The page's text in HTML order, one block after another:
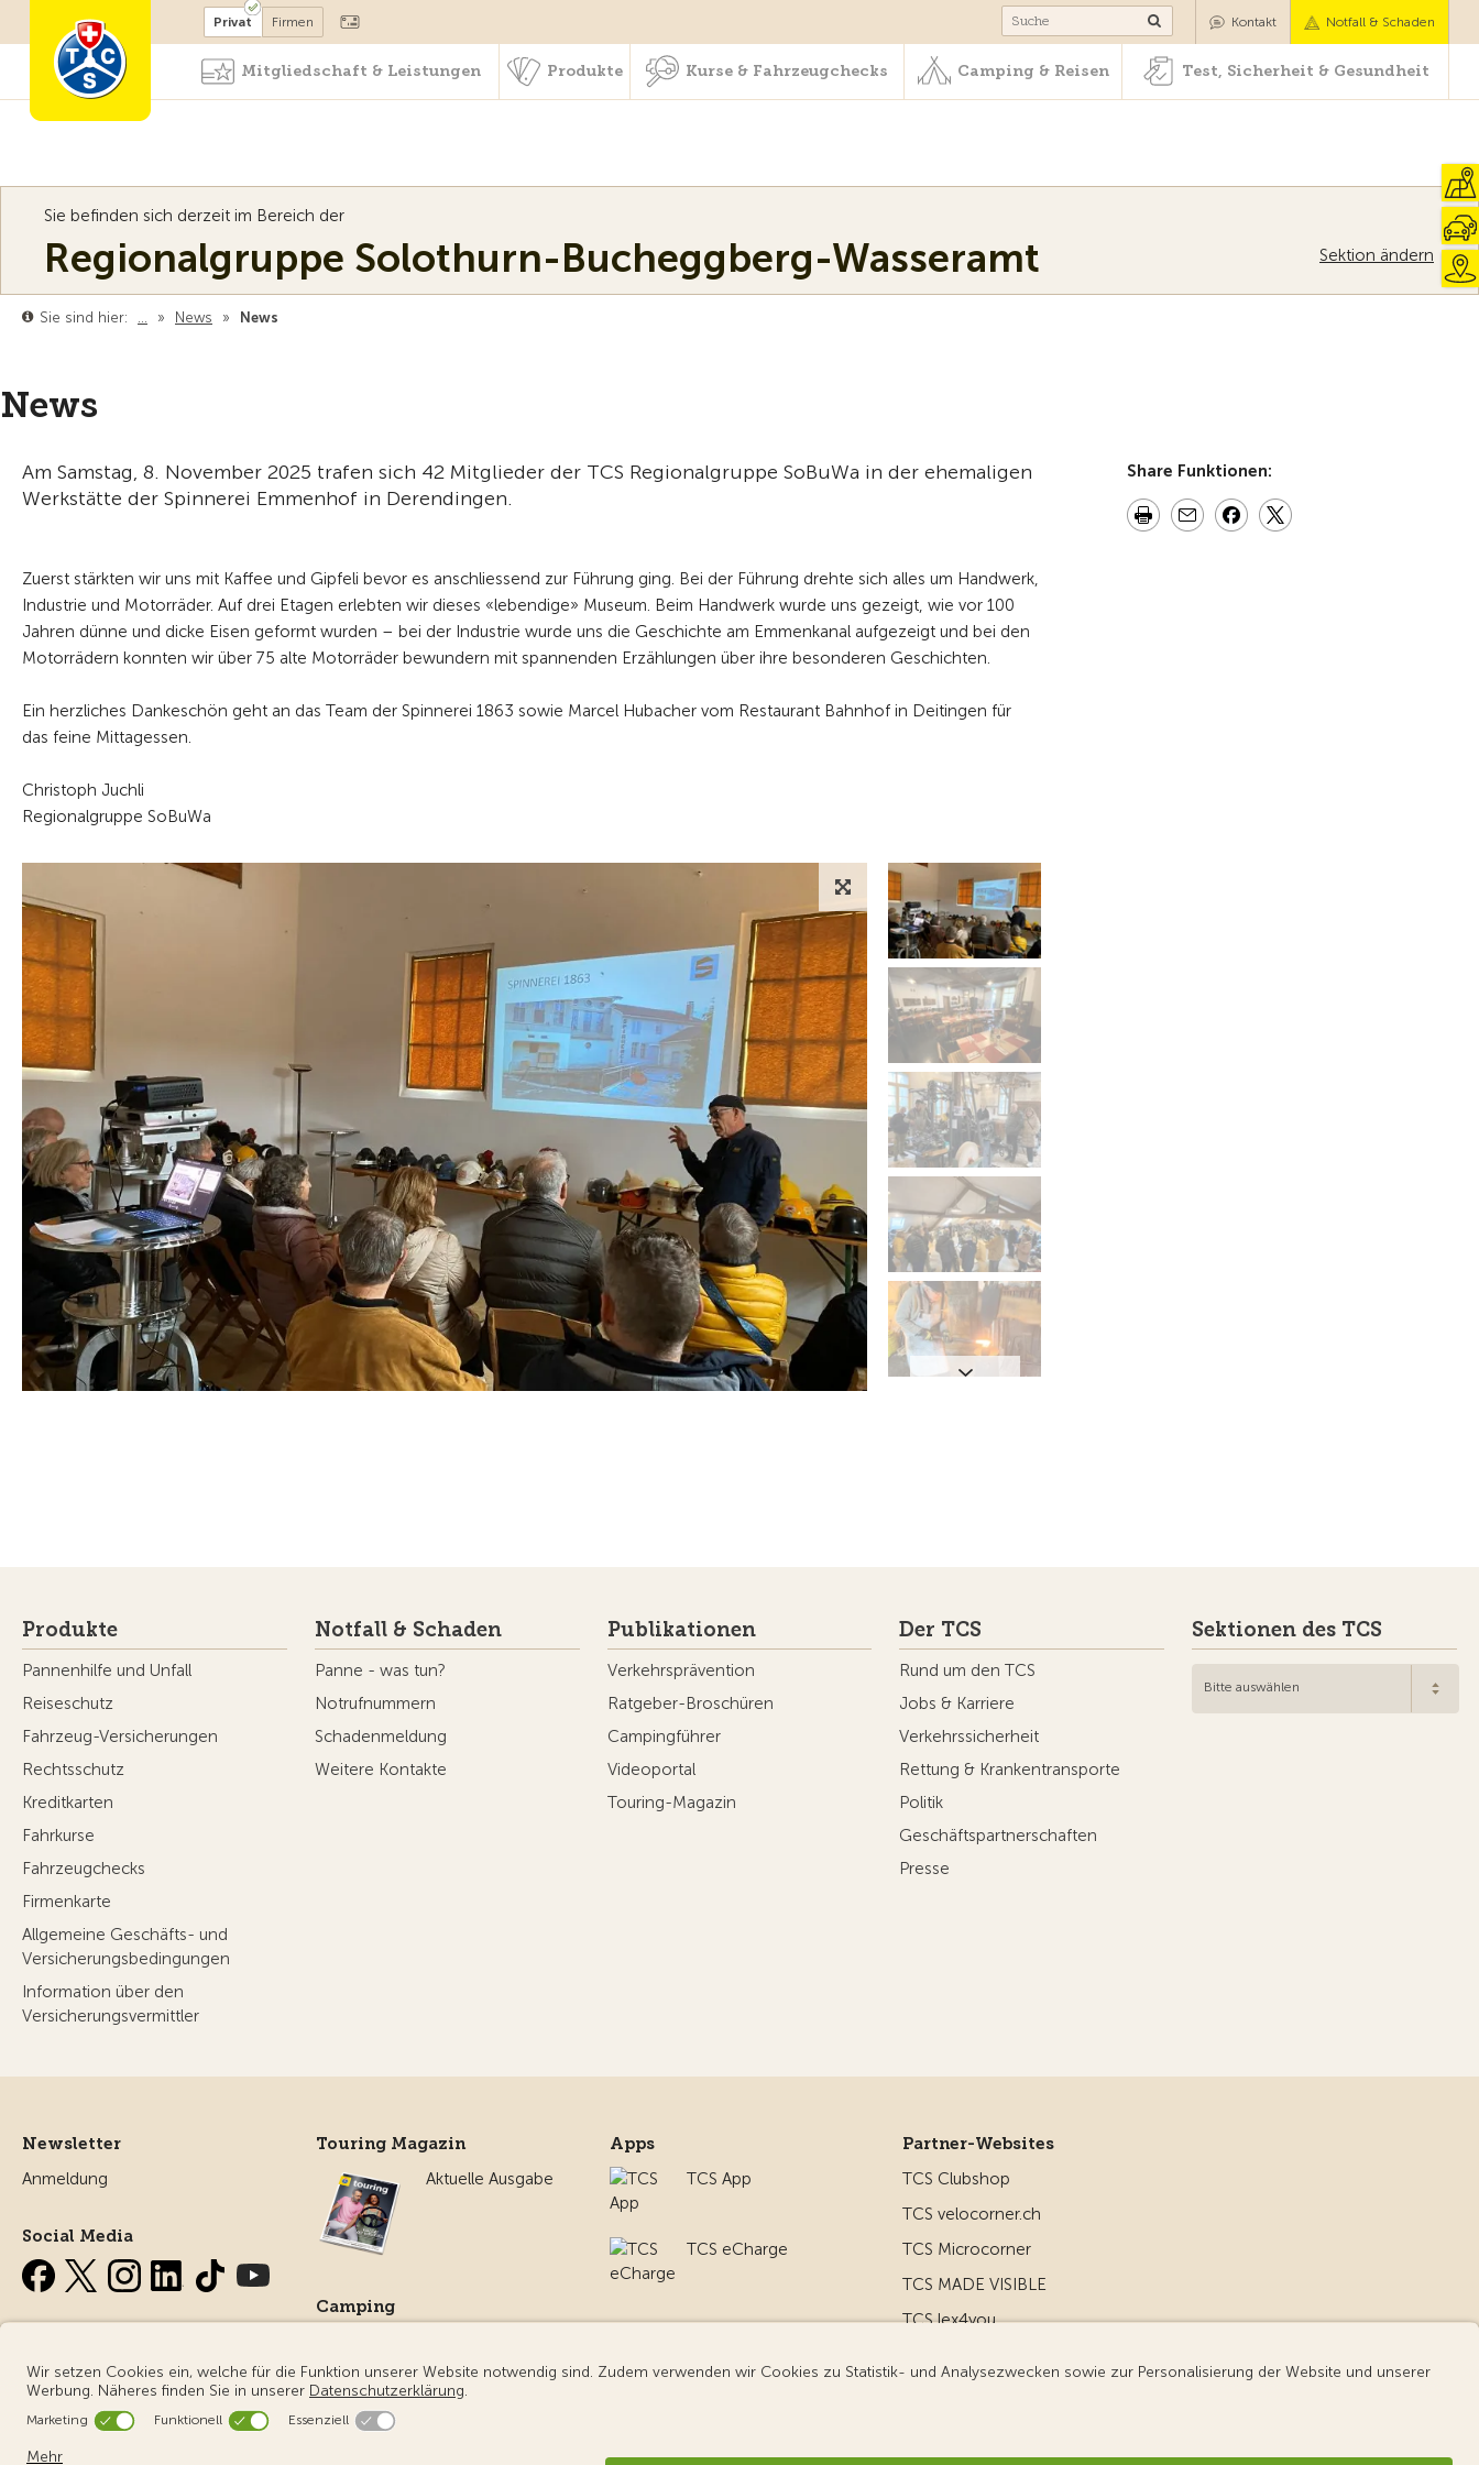
Mitglied werden Camping & Reisen Test, Sicherheit & Gesundheit
Privat Firmen Kontakt Notfall & Schaden
Mitgliedschaft & Leistungen Produkte Kurse & Fahrzeugchecks Camping & Reisen Test, Sicherheit & Gesundheit
Sie befinden sich derzeit im Bereich der
Regionalgruppe Solothurn-Bucheggberg-Wasseramt Sektion ändern
Sie sind hier: … » News » News
News
Am Samstag, 8. November 2025 trafen sich 42 Mitglieder der TCS Regionalgruppe SoBuWa in der ehemaligen
Werkstätte der Spinnerei Emmenhof in Derendingen.
Zuerst stärkten wir uns mit Kaffee und Gipfeli bevor es anschliessend zur Führung ging. Bei der Führung drehte sich alles um Handwerk,
Industrie und Motorräder. Auf drei Etagen erlebten wir dieses «lebendige» Museum. Beim Handwerk wurde uns gezeigt, wie vor 100
Jahren dünne und dicke Eisen geformt wurden – bei der Industrie wurde uns die Geschichte am Emmenkanal aufgezeigt und bei den
Motorrädern konnten wir über 75 alte Motorräder bewundern mit spannenden Erzählungen über ihre besonderen Geschichten.
Ein herzliches Dankeschön geht an das Team der Spinnerei 1863 sowie Marcel Hubacher vom Restaurant Bahnhof in Deitingen für
das feine Mittagessen.
Christoph Juchli
Regionalgruppe SoBuWa
Share Funktionen:
Produkte
Pannenhilfe und Unfall
Reiseschutz
Fahrzeug-Versicherungen
Rechtsschutz
Kreditkarten
Fahrkurse
Fahrzeugchecks
Firmenkarte
Allgemeine Geschäfts- und
Versicherungsbedingungen
Information über den
Versicherungsvermittler
Notfall & Schaden
Panne - was tun?
Notrufnummern
Schadenmeldung
Weitere Kontakte
Publikationen
Verkehrsprävention
Ratgeber-Broschüren
Campingführer
Videoportal
Touring-Magazin
Der TCS
Rund um den TCS
Jobs & Karriere
Verkehrssicherheit
Rettung & Krankentransporte
Politik
Geschäftspartnerschaften
Presse
Sektionen des TCS
Bitte auswählen
Newsletter
Anmeldung
Social Media
Touring Magazin
Aktuelle Ausgabe
Camping
Camping
Apps
TCS App
TCS eCharge
Partner-Websites
TCS Clubshop
TCS velocorner.ch
TCS Microcorner
TCS MADE VISIBLE
TCS lex4you